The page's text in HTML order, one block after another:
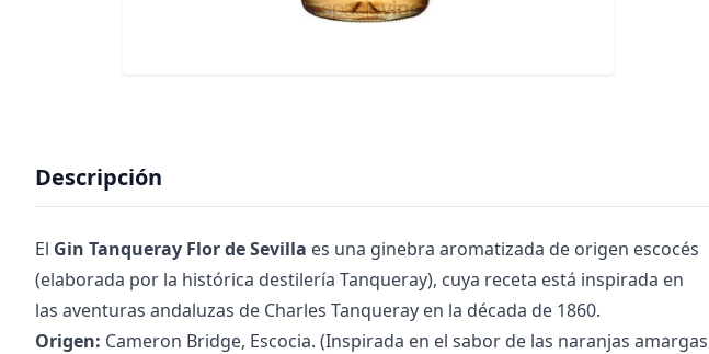
Descripción
El Gin Tanqueray Flor de Sevilla es una ginebra aromatizada de origen escocés
(elaborada por la histórica destilería Tanqueray), cuya receta está inspirada en
las aventuras andaluzas de Charles Tanqueray en la década de 1860.
Origen: Cameron Bridge, Escocia. (Inspirada en el sabor de las naranjas amargas